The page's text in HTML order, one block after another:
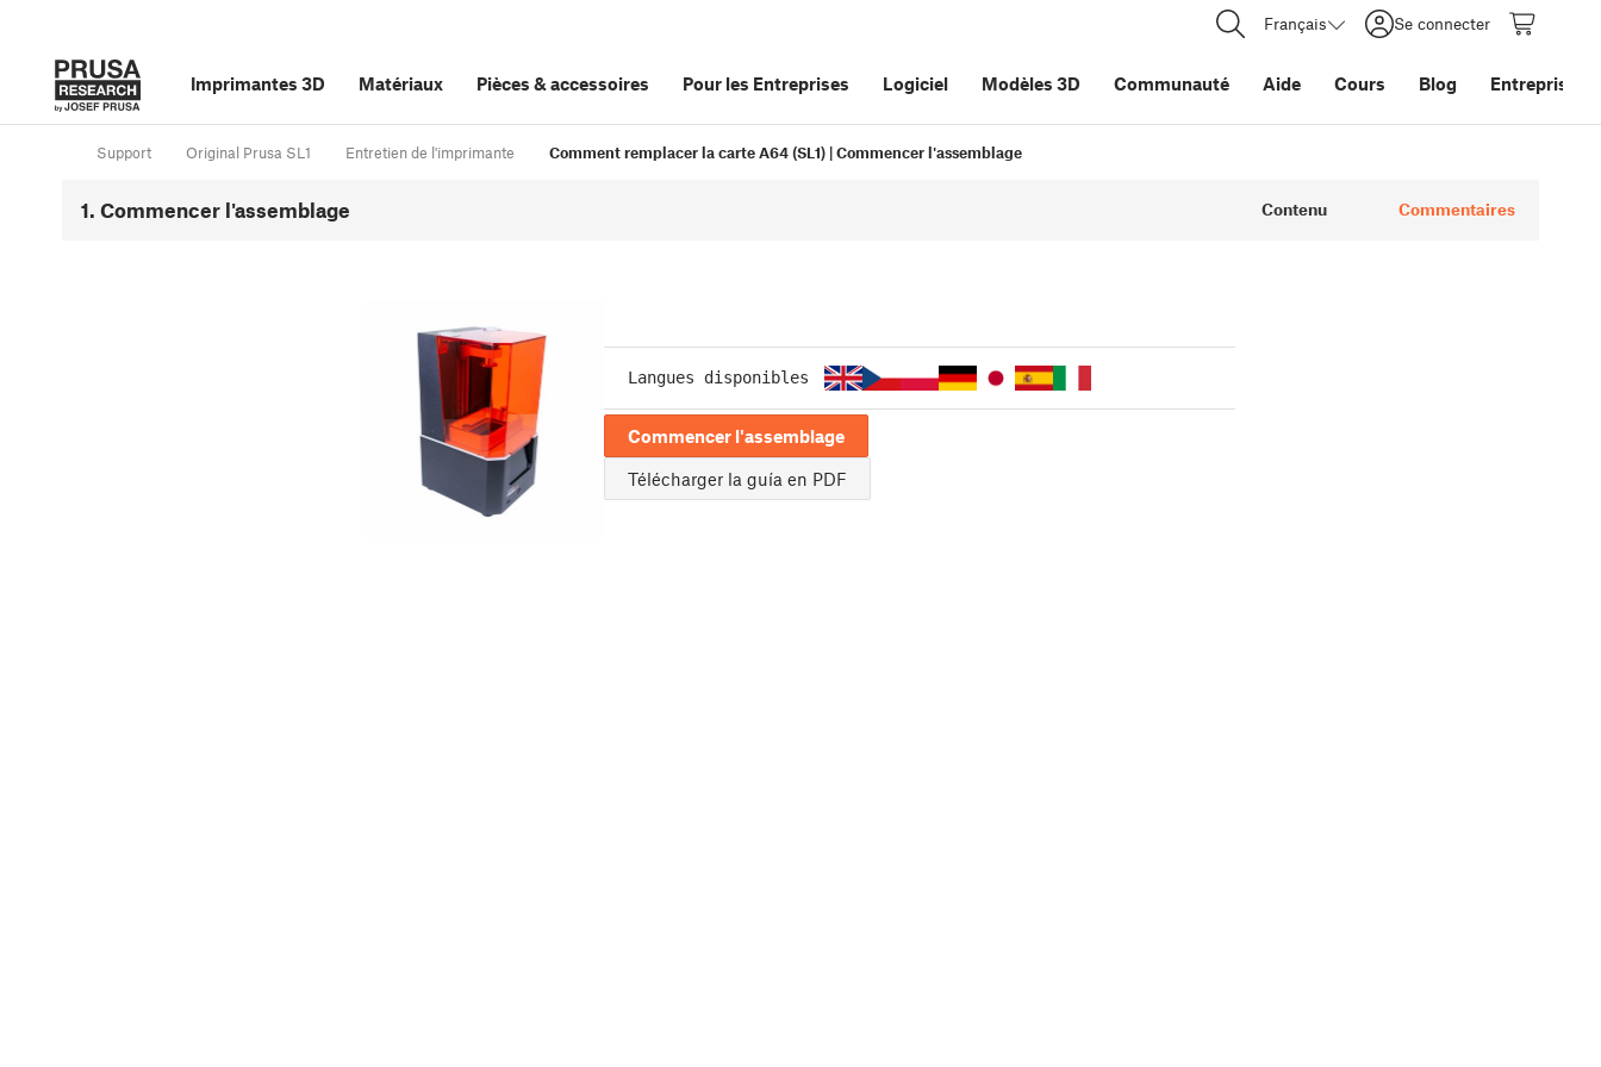
Français Se connecter
Imprimantes 3D Matériaux Pièces &accessoires Pour les Entreprises Logiciel Modèles 3D Communauté Aide Cours Blog Entreprise
Support Original Prusa SL1 Entretien de l'imprimante Comment remplacer la carte A64 (SL1) | Commencer l'assemblage
1. Commencer l'assemblage Contenu Commentaires
Langues disponibles
Commencer l'assemblage
Télécharger la guía en PDF